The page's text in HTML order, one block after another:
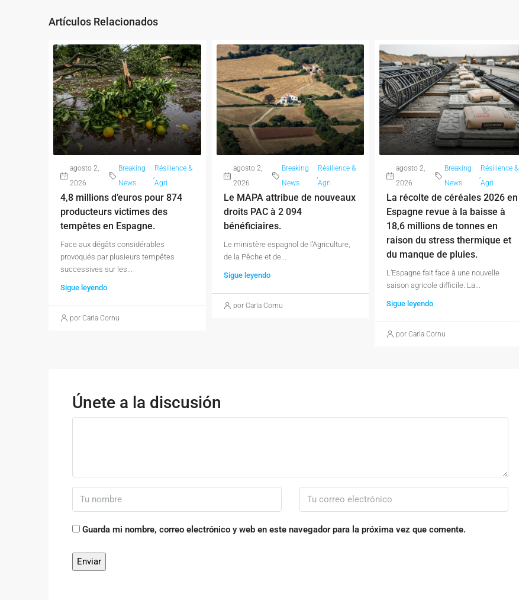
Artículos Relacionados
agosto 2,
2026
Breaking
News
,
Résilience &
Agri
4,8 millions d’euros pour 874
producteurs victimes des
tempêtes en Espagne.
Face aux dégâts considérables
provoqués par plusieurs tempêtes
successives sur les...
Sigue leyendo
por Carla Cornu
agosto 2,
2026
Breaking
News
,
Résilience &
Agri
Le MAPA attribue de nouveaux
droits PAC à 2 094
bénéficiaires.
Le ministère espagnol de l’Agriculture,
de la Pêche et de...
Sigue leyendo
por Carla Cornu
agosto 2,
2026
Breaking
News
,
Résilience &
Agri
La récolte de céréales 2026 en
Espagne revue à la baisse à
18,6 millions de tonnes en
raison du stress thermique et
du manque de pluies.
L’Espagne fait face à une nouvelle
saison agricole difficile. La...
Sigue leyendo
por Carla Cornu
Únete a la discusión
Guarda mi nombre, correo electrónico y web en este navegador para la próxima vez que comente.